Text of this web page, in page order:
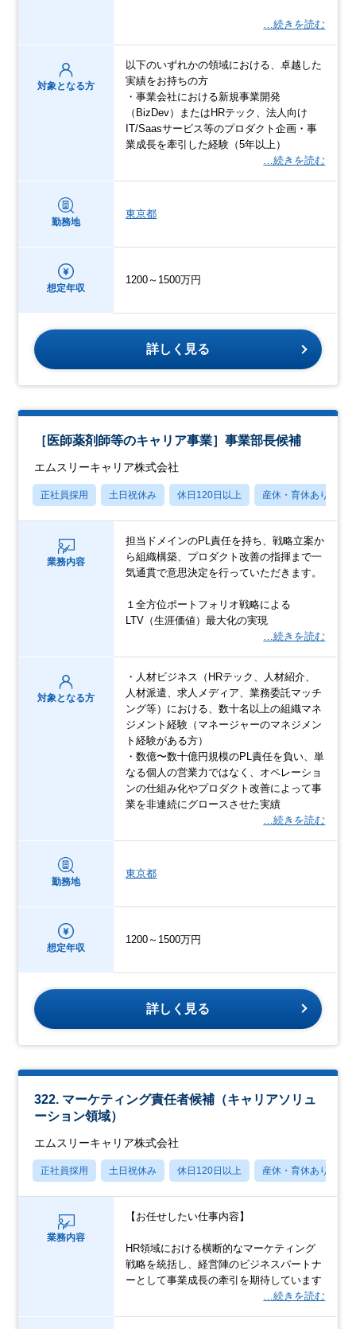
…続きを読む
対象となる方
以下のいずれかの領域における、卓越した
実績をお持ちの方
・事業会社における新規事業開発
（BizDev）またはHRテック、法人向け
IT/Saasサービス等のプロダクト企画・事
業成長を牽引した経験（5年以上）
…続きを読む
勤務地
東京都
想定年収
1200～1500万円
詳しく見る
［医師薬剤師等のキャリア事業］事業部長候補
エムスリーキャリア株式会社
正社員採用 土日祝休み 休日120日以上 産休・育休あり
業務内容
担当ドメインのPL責任を持ち、戦略立案か
ら組織構築、プロダクト改善の指揮まで一
気通貫で意思決定を行っていただきます。
１全方位ポートフォリオ戦略による
LTV（生涯価値）最大化の実現
…続きを読む
対象となる方
・人材ビジネス（HRテック、人材紹介、
人材派遣、求人メディア、業務委託マッチ
ング等）における、数十名以上の組織マネ
ジメント経験（マネージャーのマネジメン
ト経験がある方）
・数億〜数十億円規模のPL責任を負い、単
なる個人の営業力ではなく、オペレーショ
ンの仕組み化やプロダクト改善によって事
業を非連続にグロースさせた実績
…続きを読む
勤務地
東京都
想定年収
1200～1500万円
詳しく見る
322. マーケティング責任者候補（キャリアソリュ
ーション領域）
エムスリーキャリア株式会社
正社員採用 土日祝休み 休日120日以上 産休・育休あり
業務内容
【お任せしたい仕事内容】
HR領域における横断的なマーケティング
戦略を統括し、経営陣のビジネスパートナ
ーとして事業成長の牽引を期待しています
…続きを読む